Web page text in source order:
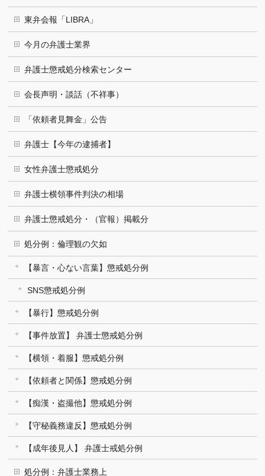
東弁会報「LIBRA」
今月の弁護士業界
弁護士懲戒処分検索センター
会長声明・談話（不祥事）
「依頼者見舞金」公告
弁護士【今年の逮捕者】
女性弁護士懲戒処分
弁護士横領事件判決の相場
弁護士懲戒処分・（官報）掲載分
処分例：倫理観の欠如
【暴言・心ない言葉】懲戒処分例
SNS懲戒処分例
【暴行】懲戒処分例
【事件放置】 弁護士懲戒処分例
【横領・着服】懲戒処分例
【依頼者と関係】懲戒処分例
【痴漢・盗撮他】懲戒処分例
【守秘義務違反】懲戒処分例
【成年後見人】 弁護士戒処分例
処分例：弁護士業務上